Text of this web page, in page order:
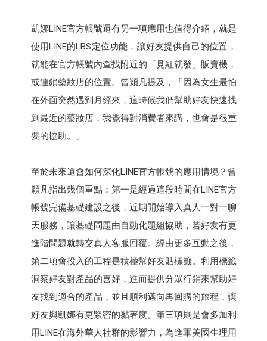
凱娜LINE官方帳號還有另一項應用也值得介紹，就是
使用LINE的LBS定位功能，讓好友提供自己的位置，
就能在官方帳號內查找附近的「見紅就發」販賣機，
或連鎖藥妝店的位置。曾穎凡提及，「因為女生最怕
在外面突然遇到月經來，這時候我們幫助好友快速找
到最近的藥妝店，我覺得對消費者來講，也會是很重
要的協助。」
至於未來還會如何深化LINE官方帳號的應用情境？曾
穎凡指出幾個重點：第一是經過這段時間在LINE官方
帳號完備基礎建設之後，近期開始導入真人一對一聊
天服務，讓基礎問題由自動化題組協助，若好友有更
進階問題就轉交真人客服回覆。經由更多互動之後，
第二項會投入的工程是積極幫好友貼標籤。利用標籤
洞察好友對產品的喜好，進而提供分眾行銷來幫助好
友找到適合的產品，並且順利邁向再回購的旅程，讓
好友與凱娜有更緊密的黏著度。第三項則是會多加利
用LINE在海外華人社群的影響力，為進軍美國生理用